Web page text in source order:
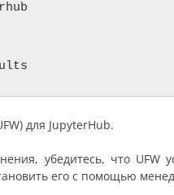
для JupyterHub.
убедитесь, что UFW
его с помощью